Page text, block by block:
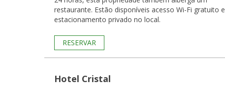
restaurante. Estão disponíveis acesso Wi-Fi gratuito e
estacionamento privado no local.
RESERVAR
Hotel Cristal